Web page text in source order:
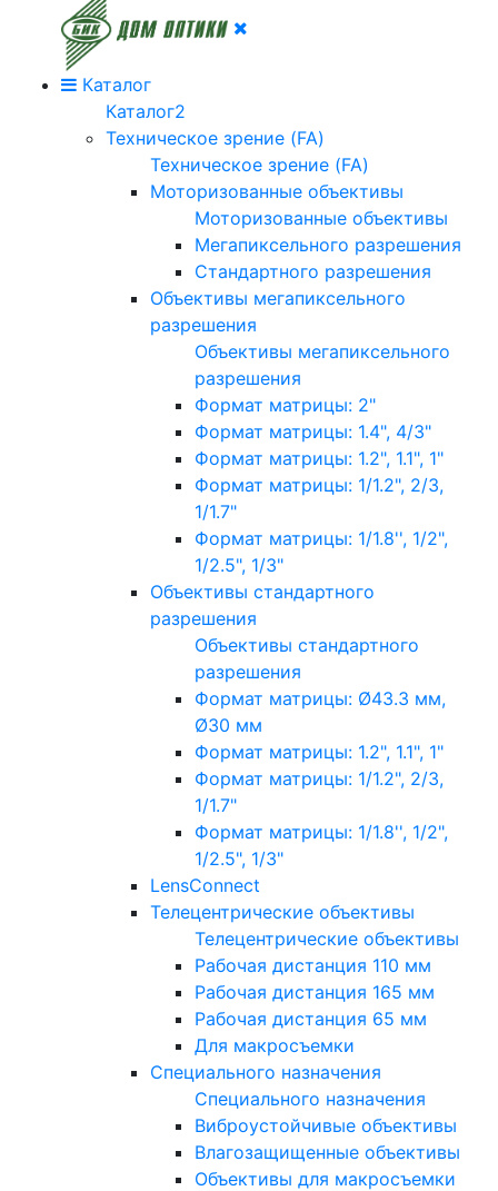
Каталог
Каталог2
Техническое зрение (FA)
Техническое зрение (FA)
Моторизованные объективы
Моторизованные объективы
Мегапиксельного разрешения
Стандартного разрешения
Объективы мегапиксельного
разрешения
Объективы мегапиксельного
разрешения
Формат матрицы: 2"
Формат матрицы: 1.4", 4/3"
Формат матрицы: 1.2", 1.1", 1"
Формат матрицы: 1/1.2", 2/3,
1/1.7"
Формат матрицы: 1/1.8'', 1/2",
1/2.5", 1/3"
Объективы стандартного
разрешения
Объективы стандартного
разрешения
Формат матрицы: Ø43.3 мм,
Ø30 мм
Формат матрицы: 1.2", 1.1", 1"
Формат матрицы: 1/1.2", 2/3,
1/1.7"
Формат матрицы: 1/1.8'', 1/2",
1/2.5", 1/3"
LensConnect
Телецентрические объективы
Телецентрические объективы
Рабочая дистанция 110 мм
Рабочая дистанция 165 мм
Рабочая дистанция 65 мм
Для макросъемки
Специального назначения
Специального назначения
Виброустойчивые объективы
Влагозащищенные объективы
Объективы для макросъемки